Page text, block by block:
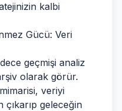
kalbi
Gücü: Veri
geçmişi analiz
olarak görür.
veriyi
geleceğin